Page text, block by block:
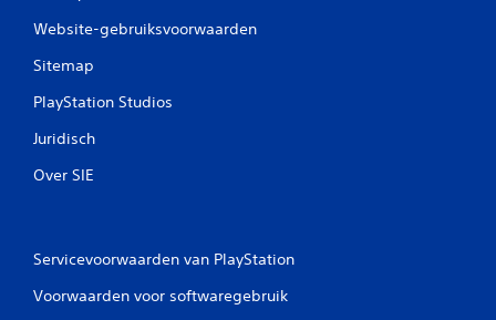
Website-gebruiksvoorwaarden
Sitemap
PlayStation Studios
Juridisch
Over SIE
Servicevoorwaarden van PlayStation
Voorwaarden voor softwaregebruik